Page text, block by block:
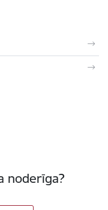
noderīga?